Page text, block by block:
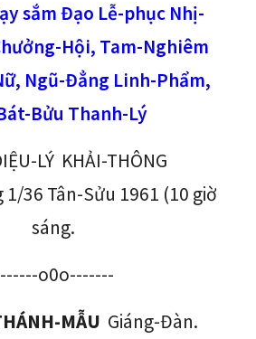
sắm Đạo Lễ-phục Nhị-
Hội, Tam-Nghiêm
Ngũ-Đẳng Linh-Phẩm,
Bửu Thanh-Lý
LÝ  KHẢI-THÔNG
1/36 Tân-Sửu 1961 (10 giờ
sáng.
o0o-------
MẪU
  Giáng-Đàn.